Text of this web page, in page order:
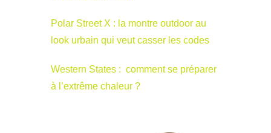
Polar Street X : la montre outdoor au
look urbain qui veut casser les codes
Western States : comment se préparer
à l’extrême chaleur ?